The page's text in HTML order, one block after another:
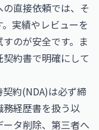
直接依頼では、そ
実績やレビューを
のが安全です。ま
約書で明確にして
約(NDA)は必ず締
経歴書を扱う以
タ削除、第三者へ